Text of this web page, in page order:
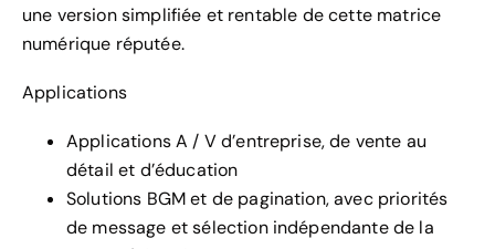
une version simplifiée et rentable de cette matrice
numérique réputée.
Applications
Applications A / V d’entreprise, de vente au
détail et d’éducation
Solutions BGM et de pagination, avec priorités
de message et sélection indépendante de la